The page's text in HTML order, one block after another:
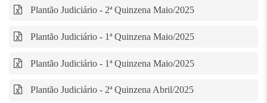
Plantão Judiciário - 2ª Quinzena Maio/2025
Plantão Judiciário - 1ª Quinzena Maio/2025
Plantão Judiciário - 1ª Quinzena Maio/2025
Plantão Judiciário - 2ª Quinzena Abril/2025